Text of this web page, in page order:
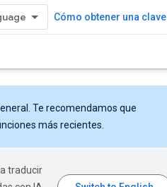
Cómo obtener una clave
Te recomendamos que
más recientes.
traducir